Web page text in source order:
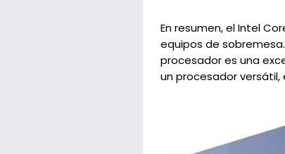
En resumen, el Intel
equipos de
procesador es una
un procesador versátil,